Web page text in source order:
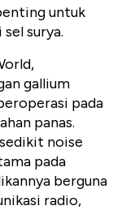
untuk
surya.
gallium
pada
panas.
noise
pada
berguna
radio,